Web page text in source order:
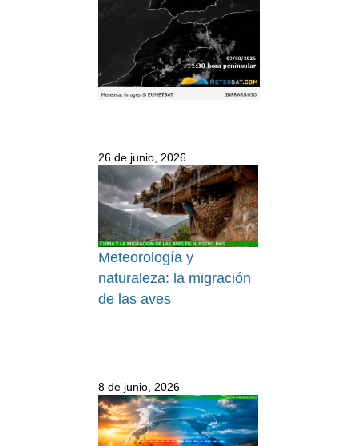
26 de junio, 2026
Meteorología y
naturaleza: la migración
de las aves
8 de junio, 2026